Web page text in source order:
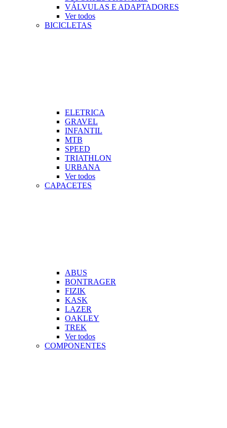
VÁLVULAS E ADAPTADORES
Ver todos
BICICLETAS
ELETRICA
GRAVEL
INFANTIL
MTB
SPEED
TRIATHLON
URBANA
Ver todos
CAPACETES
ABUS
BONTRAGER
FIZIK
KASK
LAZER
OAKLEY
TREK
Ver todos
COMPONENTES